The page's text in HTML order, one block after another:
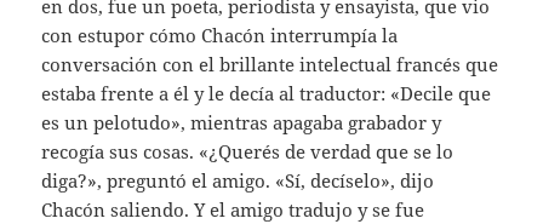
en dos, fue un poeta, periodista y ensayista, que vio
con estupor cómo Chacón interrumpía la
conversación con el brillante intelectual francés que
estaba frente a él y le decía al traductor: «Decile que
es un pelotudo», mientras apagaba grabador y
recogía sus cosas. «¿Querés de verdad que se lo
diga?», preguntó el amigo. «Sí, decíselo», dijo
Chacón saliendo. Y el amigo tradujo y se fue